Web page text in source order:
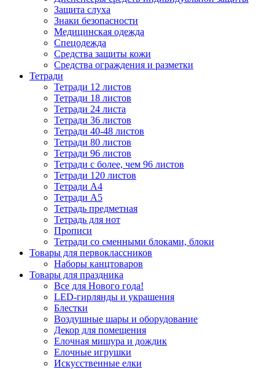
Защита слуха
Знаки безопасности
Медицинская одежда
Спецодежда
Средства защиты кожи
Средства ограждения и разметки
Тетради
Тетради 12 листов
Тетради 18 листов
Тетради 24 листа
Тетради 36 листов
Тетради 40-48 листов
Тетради 80 листов
Тетради 96 листов
Тетради с более, чем 96 листов
Тетради 120 листов
Тетради А4
Тетради А5
Тетрадь предметная
Тетрадь для нот
Прописи
Тетради со сменными блоками, блоки
Товары для первоклассников
Наборы канцтоваров
Товары для праздника
Все для Нового года!
LED-гирлянды и украшения
Блестки
Воздушные шары и оборудование
Декор для помещения
Елочная мишура и дождик
Елочные игрушки
Искусственные елки